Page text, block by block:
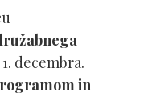
decembra.
in